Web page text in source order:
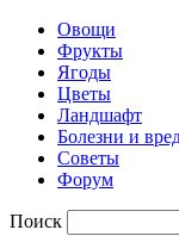
Овощи
Фрукты
Ягоды
Цветы
Ландшафт
Болезни и
Советы
Форум
Поиск